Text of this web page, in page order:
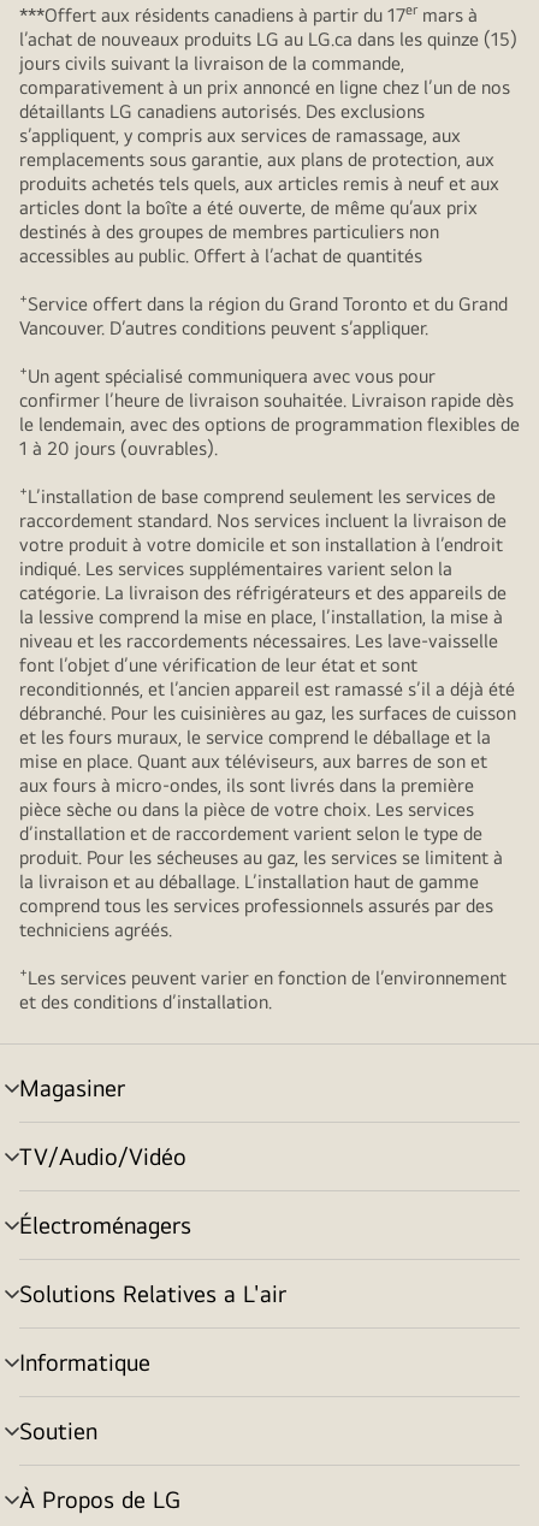
***Offert aux résidents canadiens à partir du 17er mars à
l’achat de nouveaux produits LG au LG.ca dans les quinze (15)
jours civils suivant la livraison de la commande,
comparativement à un prix annoncé en ligne chez l’un de nos
détaillants LG canadiens autorisés. Des exclusions
s’appliquent, y compris aux services de ramassage, aux
remplacements sous garantie, aux plans de protection, aux
produits achetés tels quels, aux articles remis à neuf et aux
articles dont la boîte a été ouverte, de même qu’aux prix
destinés à des groupes de membres particuliers non
accessibles au public. Offert à l’achat de quantités
+Service offert dans la région du Grand Toronto et du Grand
Vancouver. D’autres conditions peuvent s’appliquer.
+Un agent spécialisé communiquera avec vous pour
confirmer l’heure de livraison souhaitée. Livraison rapide dès
le lendemain, avec des options de programmation flexibles de
1 à 20 jours (ouvrables).
+L’installation de base comprend seulement les services de
raccordement standard. Nos services incluent la livraison de
votre produit à votre domicile et son installation à l’endroit
indiqué. Les services supplémentaires varient selon la
catégorie. La livraison des réfrigérateurs et des appareils de
la lessive comprend la mise en place, l’installation, la mise à
niveau et les raccordements nécessaires. Les lave-vaisselle
font l’objet d’une vérification de leur état et sont
reconditionnés, et l’ancien appareil est ramassé s’il a déjà été
débranché. Pour les cuisinières au gaz, les surfaces de cuisson
et les fours muraux, le service comprend le déballage et la
mise en place. Quant aux téléviseurs, aux barres de son et
aux fours à micro-ondes, ils sont livrés dans la première
pièce sèche ou dans la pièce de votre choix. Les services
d’installation et de raccordement varient selon le type de
produit. Pour les sécheuses au gaz, les services se limitent à
la livraison et au déballage. L’installation haut de gamme
comprend tous les services professionnels assurés par des
techniciens agréés.
+Les services peuvent varier en fonction de l’environnement
et des conditions d’installation.
Magasiner
menu
basculement
TV/Audio/Vidéo
menu
basculement
Électroménagers
menu
basculement
Solutions Relatives a L'air
menu
basculement
Informatique
menu
basculement
Soutien
menu
basculement
À Propos de LG
menu